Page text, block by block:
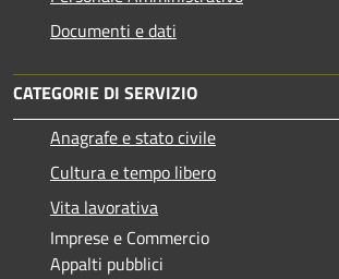
Documenti e dati
CATEGORIE DI SERVIZIO
Anagrafe e stato civile
Cultura e tempo libero
Vita lavorativa
Imprese e Commercio
Appalti pubblici